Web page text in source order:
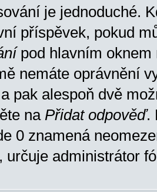
je jednoduché.
příspěvek, pokud
pod hlavním oknem
nemáte oprávnění
pak alespoň dvě
na Přidat odpověď.
0 znamená
určuje administrátor